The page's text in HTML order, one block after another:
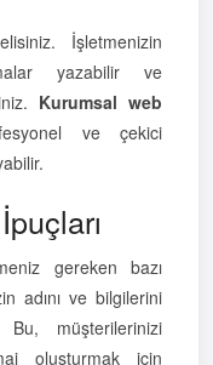
İşletmenizin
yazabilir ve
Kurumsal web
ve çekici
gereken bazı
adını ve bilgilerini
müşterilerinizi
oluşturmak için